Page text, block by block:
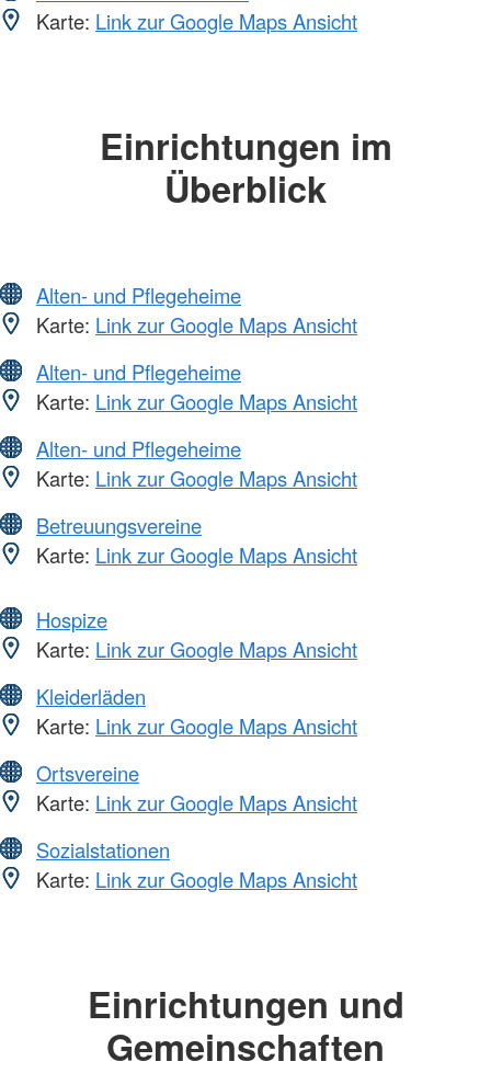
Karte: Link zur Google Maps Ansicht
Einrichtungen im
Überblick
Alten- und Pflegeheime
Karte: Link zur Google Maps Ansicht
Alten- und Pflegeheime
Karte: Link zur Google Maps Ansicht
Alten- und Pflegeheime
Karte: Link zur Google Maps Ansicht
Betreuungsvereine
Karte: Link zur Google Maps Ansicht
Hospize
Karte: Link zur Google Maps Ansicht
Kleiderläden
Karte: Link zur Google Maps Ansicht
Ortsvereine
Karte: Link zur Google Maps Ansicht
Sozialstationen
Karte: Link zur Google Maps Ansicht
Einrichtungen und
Gemeinschaften